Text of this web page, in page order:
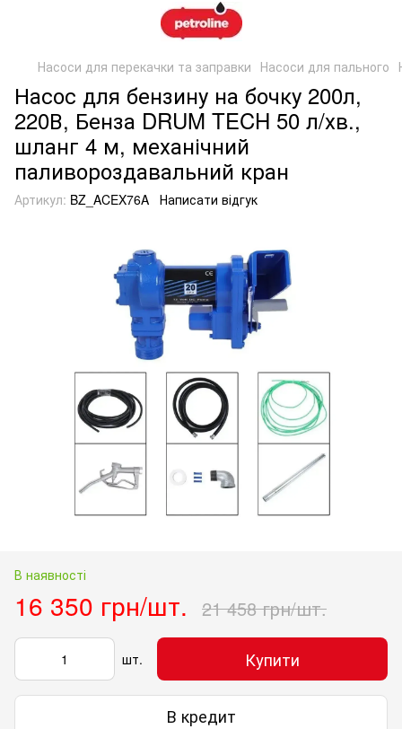
Насоси для перекачки та заправки Насоси для пального
Насос для бензину на бочку 200л,
220В, Бенза DRUM TECH 50 л/хв.,
шланг 4 м, механічний
паливороздавальний кран
Артикул: BZ_ACEX76A Написати відгук
В наявності
16 350 грн/шт. 21 458 грн/шт.
шт. Купити
В кредит